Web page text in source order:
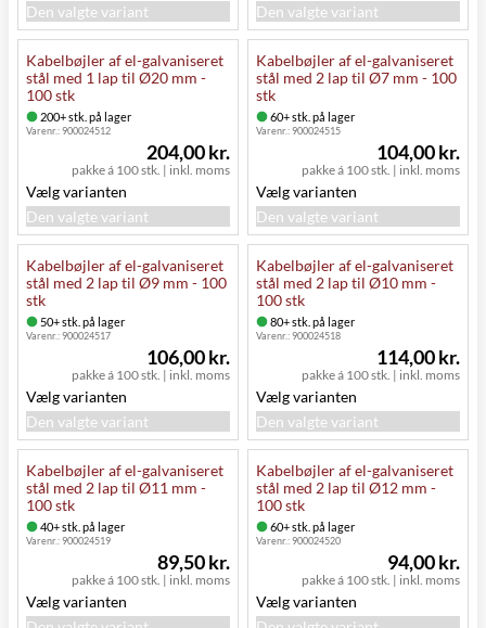
Den valgte variant
Den valgte variant
Kabelbøjler af el-galvaniseret
stål med 1 lap til Ø20 mm -
100 stk
200+ stk. på lager
Varenr.:900024512
pakke á 100 stk. | inkl. moms
204,00 kr.
Vælg varianten
Den valgte variant
Kabelbøjler af el-galvaniseret
stål med 2 lap til Ø7 mm - 100
stk
60+ stk. på lager
Varenr.:900024515
pakke á 100 stk. | inkl. moms
104,00 kr.
Vælg varianten
Den valgte variant
Kabelbøjler af el-galvaniseret
stål med 2 lap til Ø9 mm - 100
stk
50+ stk. på lager
Varenr.:900024517
pakke á 100 stk. | inkl. moms
106,00 kr.
Vælg varianten
Den valgte variant
Kabelbøjler af el-galvaniseret
stål med 2 lap til Ø10 mm -
100 stk
80+ stk. på lager
Varenr.:900024518
pakke á 100 stk. | inkl. moms
114,00 kr.
Vælg varianten
Den valgte variant
Kabelbøjler af el-galvaniseret
stål med 2 lap til Ø11 mm -
100 stk
40+ stk. på lager
Varenr.:900024519
pakke á 100 stk. | inkl. moms
89,50 kr.
Vælg varianten
Kabelbøjler af el-galvaniseret
stål med 2 lap til Ø12 mm -
100 stk
60+ stk. på lager
Varenr.:900024520
pakke á 100 stk. | inkl. moms
94,00 kr.
Vælg varianten